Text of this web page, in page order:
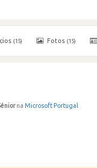
(15) Fotos (15)
na Microsoft Portugal